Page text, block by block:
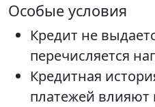
Особые условия
Кредит не
перечисляется
Кредитная
платежей